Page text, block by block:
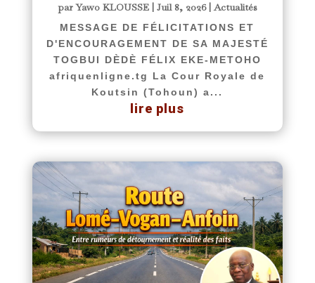
parYawo KLOUSSE| Juil 8, 2026|Actualités
MESSAGE DE FÉLICITATIONS ET
D'ENCOURAGEMENT DE SA MAJESTÉ
TOGBUI DÈDÈ FÉLIX EKE-METOHO
afriquenligne.tg La Cour Royale de
Koutsin (Tohoun) a...
lire plus